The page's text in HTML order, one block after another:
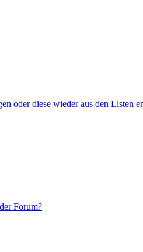
oder diese wieder aus den Listen
Forum?